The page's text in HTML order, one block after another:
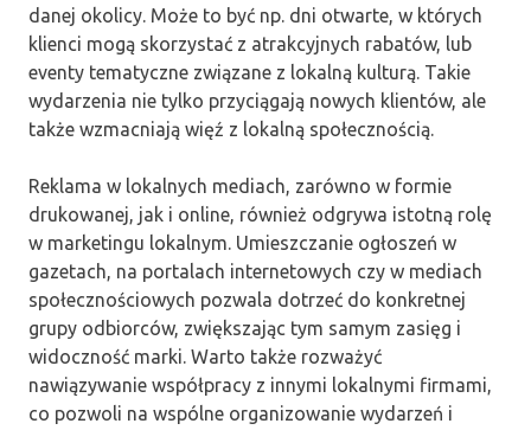
danej okolicy. Może to być np. dni otwarte, w których
klienci mogą skorzystać z atrakcyjnych rabatów, lub
eventy tematyczne związane z lokalną kulturą. Takie
wydarzenia nie tylko przyciągają nowych klientów, ale
także wzmacniają więź z lokalną społecznością.
Reklama w lokalnych mediach, zarówno w formie
drukowanej, jak i online, również odgrywa istotną rolę
w marketingu lokalnym. Umieszczanie ogłoszeń w
gazetach, na portalach internetowych czy w mediach
społecznościowych pozwala dotrzeć do konkretnej
grupy odbiorców, zwiększając tym samym zasięg i
widoczność marki. Warto także rozważyć
nawiązywanie współpracy z innymi lokalnymi firmami,
co pozwoli na wspólne organizowanie wydarzeń i